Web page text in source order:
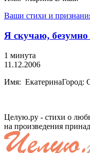
Ваши стихи и
Я скучаю,
1 минута
11.12.2006
Имя: ЕкатеринаГород:
Целую.ру - стихи о
на произведения